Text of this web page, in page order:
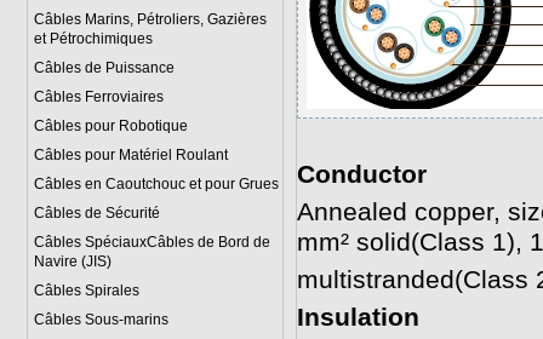
Câbles Marins, Pétroliers, Gazières
et Pétrochimiques
Câbles de Puissance
Câbles Ferroviaires
Câbles pour Robotique
Câbles pour Matériel Roulant
Câbles en Caoutchouc et pour Grues
Câbles de Sécurité
Câbles SpéciauxCâbles de Bord de
Navire (JIS)
Câbles Spirales
Câbles Sous-marins
Conductor
Annealed copper,
mm² solid(Class 1),
multistranded(Class
Insulation